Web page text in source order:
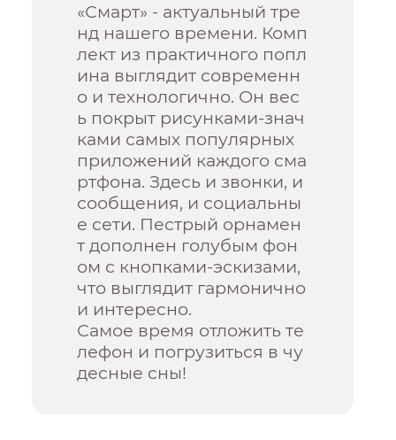
«Смарт» - актуальный тре
нд нашего времени. Комп
лект из практичного попл
ина выглядит современн
о и технологично. Он вес
ь покрыт рисунками-знач
ками самых популярных
приложений каждого сма
ртфона. Здесь и звонки, и
сообщения, и социальны
е сети. Пестрый орнамен
т дополнен голубым фон
ом с кнопками-эскизами,
что выглядит гармонично
и интересно.
Самое время отложить те
лефон и погрузиться в чу
десные сны!